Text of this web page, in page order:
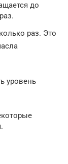
до
раз. Это
уровень